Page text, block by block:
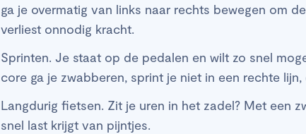
ga je overmatig van links naar rechts bewegen om
verliest onnodig kracht.
Sprinten. Je staat op de pedalen en wilt zo snel
core ga je zwabberen, sprint je niet in een rechte
Langdurig fietsen. Zit je uren in het zadel? Met een
snel last krijgt van pijntjes.